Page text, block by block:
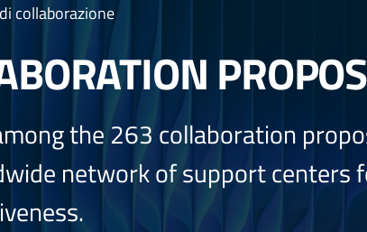
collaborazione
the 263 collaboration
network of support centers